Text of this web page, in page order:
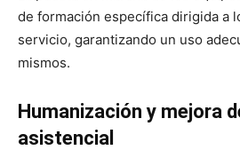
de formación específica dirigida a
servicio, garantizando un uso
mismos.
Humanización y mejora
asistencial